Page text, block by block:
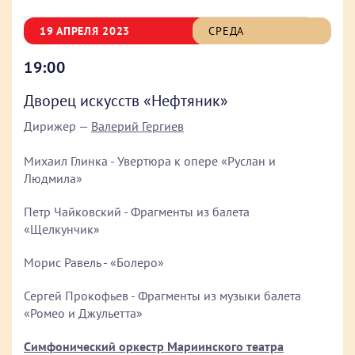
19 АПРЕЛЯ 2023 СРЕДА
19:00
Дворец искусств «Нефтяник»
Дирижер — Валерий Гергиев
Михаил Глинка - Увертюра к опере «Руслан и
Людмила»
Петр Чайковский - Фрагменты из балета
«Щелкунчик»
Морис Равель - «Болеро»
Сергей Прокофьев - Фрагменты из музыки балета
«Ромео и Джульетта»
Симфонический оркестр Мариинского театра